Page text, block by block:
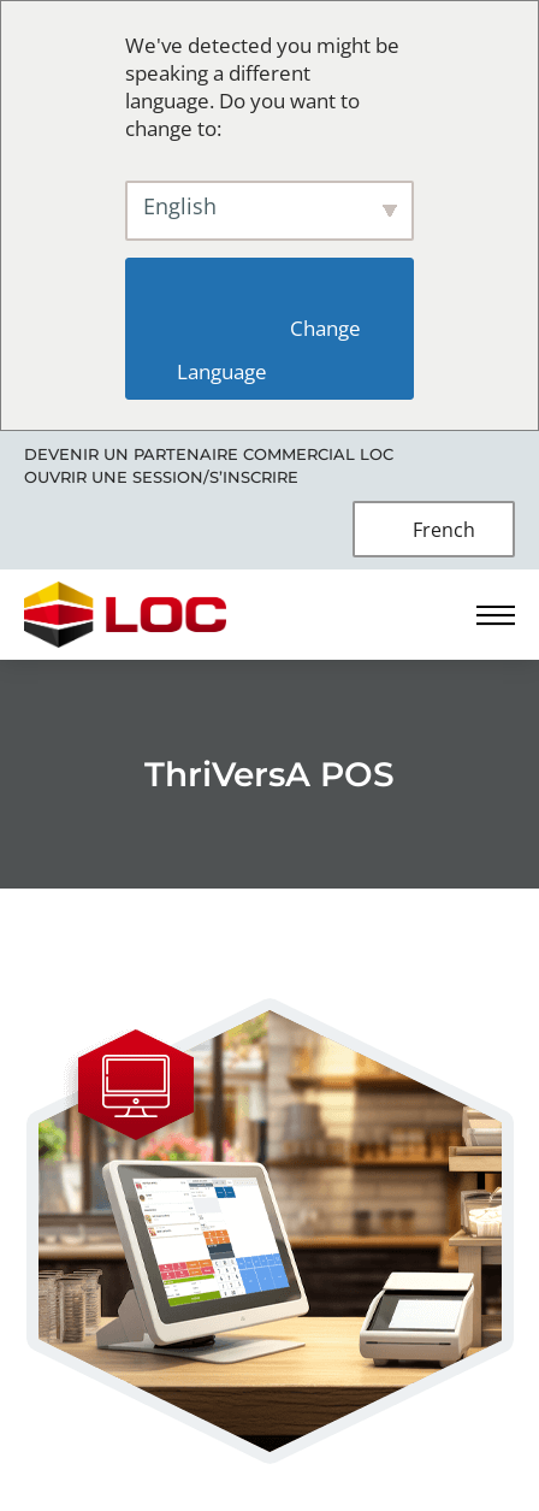
We've detected you might be
speaking a different
language. Do you want to
change to:
English
Language
DEVENIR UN PARTENAIRE COMMERCIAL LOC
OUVRIR UNE SESSION/S’INSCRIRE
French
ThriVersA POS